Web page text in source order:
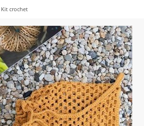
Kit crochet